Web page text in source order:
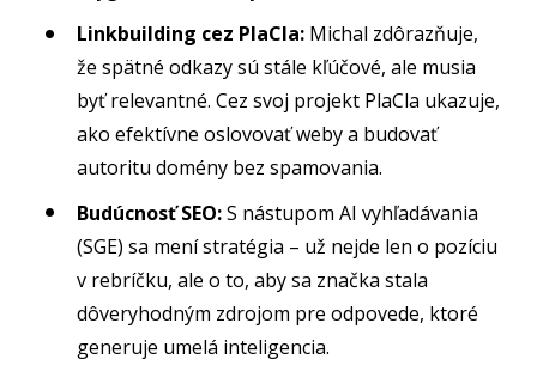
Linkbuilding cez PlaCla: Michal zdôrazňuje,
že spätné odkazy sú stále kľúčové, ale musia
byť relevantné. Cez svoj projekt PlaCla ukazuje,
ako efektívne oslovovať weby a budovať
autoritu domény bez spamovania.
Budúcnosť SEO:S nástupom AI vyhľadávania
(SGE) sa mení stratégia – už nejde len o pozíciu
v rebríčku, ale o to, aby sa značka stala
dôveryhodným zdrojom pre odpovede, ktoré
generuje umelá inteligencia.